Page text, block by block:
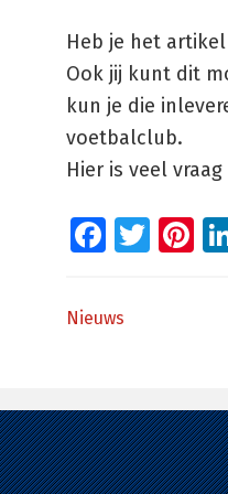
Heb je het artikel
Ook jij kunt dit
kun je die
voetbalclub.
Hier is veel
Nieuws